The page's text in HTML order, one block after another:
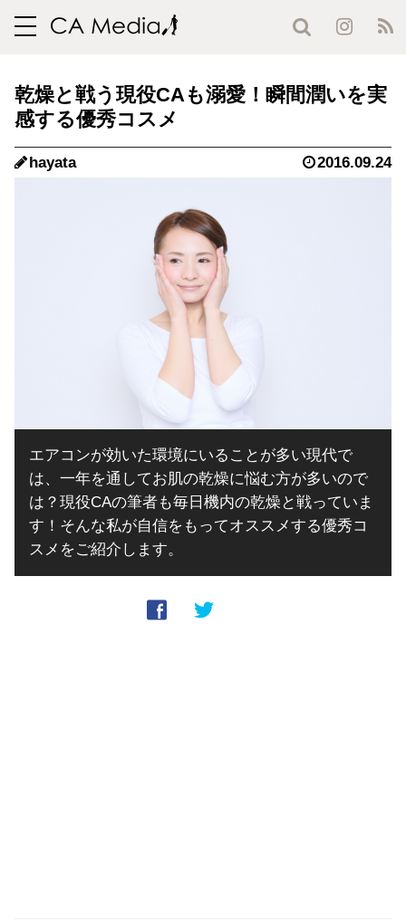
toggle
乾燥と戦う現役CAも溺愛！瞬間潤いを実
感する優秀コスメ
hayata 2016.09.24
エアコンが効いた環境にいることが多い現代で
は、一年を通してお肌の乾燥に悩む方が多いので
は？現役CAの筆者も毎日機内の乾燥と戦っていま
す！そんな私が自信をもってオススメする優秀コ
スメをご紹介します。